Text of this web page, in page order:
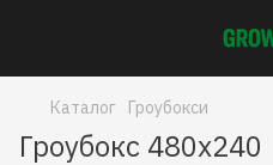
Каталог Гроубокси
Гроубокс 480x240